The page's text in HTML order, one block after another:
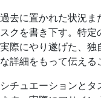
過去に置かれた状況ま
スクを書き下す。特
実際にやり遂げた、独
な詳細をもって伝える
シチュエーションと